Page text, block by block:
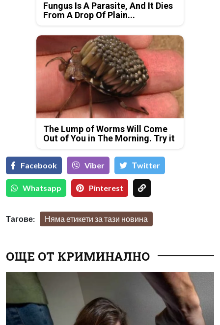
Fungus Is A Parasite, And It Dies
From A Drop Of Plain...
The Lump of Worms Will Come
Out of You in The Morning. Try it
Facebook Viber Тwitter
Whatsapp Pinterest
Тагове: Няма етикети за тази новина
ОЩЕ ОТ КРИМИНАЛНО